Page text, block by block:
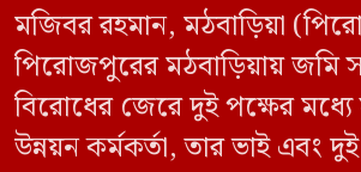
মজিবর রহমান, মঠবাড়িয়া
পিরোজপুরের মঠবাড়িয়ায় জমি
বিরোধের জেরে দুই পক্ষের মধ্যে
উন্নয়ন কর্মকর্তা, তার ভাই এবং